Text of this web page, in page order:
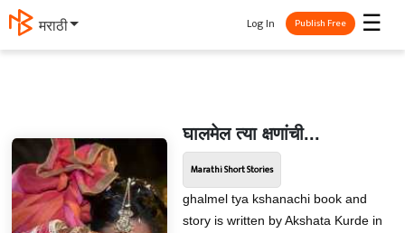
मराठी ☰
Log In Publish Free
घालमेल त्या क्षणांची...
Marathi Short Stories
ghalmel tya kshanachi book and
story is written by Akshata Kurde in